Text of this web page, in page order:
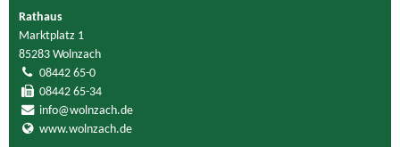
Rathaus
Marktplatz 1
85283 Wolnzach
08442 65-0
08442 65-34
info@wolnzach.de
www.wolnzach.de